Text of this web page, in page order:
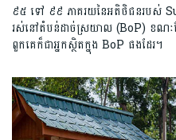
៩៥ ទៅ ៩៩ ភាគរយនៃអតិថិជនរបស់
រស់នៅតំបន់ដាច់ស្រយាល (BoP) ខណៈ
ពួកគេក៏ជាអ្នកស្ថិតក្នុង BoP ផងដែរ។